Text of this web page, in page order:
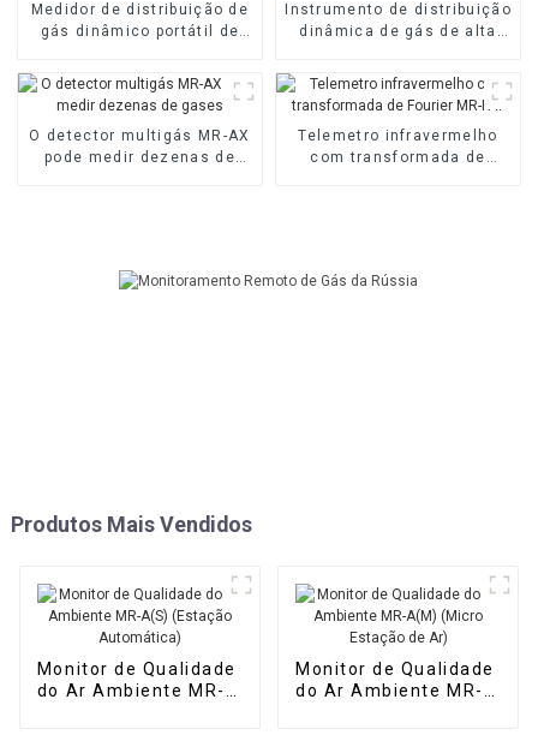
Medidor de distribuição de
gás dinâmico portátil de
Instrumento de distribuição
dinâmica de gás de alta
O detector multigás MR-AX
pode medir dezenas de
Telemetro infravermelho
com transformada de
Produtos Mais Vendidos
Monitor de Qualidade
do Ar Ambiente MR-
Monitor de Qualidade
do Ar Ambiente MR-